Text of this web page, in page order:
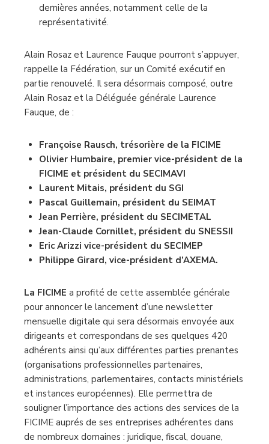
dernières années, notamment celle de la
représentativité.
Alain Rosaz et Laurence Fauque pourront s’appuyer,
rappelle la Fédération, sur un Comité exécutif en
partie renouvelé. Il sera désormais composé, outre
Alain Rosaz et la Déléguée générale Laurence
Fauque, de :
Françoise Rausch, trésorière de la FICIME
Olivier Humbaire, premier vice-président de la
FICIME et président du SECIMAVI
Laurent Mitais, président du SGI
Pascal Guillemain, président du SEIMAT
Jean Perrière, président du SECIMETAL
Jean-Claude Cornillet, président du SNESSII
Eric Arizzi vice-président du SECIMEP
Philippe Girard, vice-président d’AXEMA.
La FICIME a profité de cette assemblée générale
pour annoncer le lancement d’une newsletter
mensuelle digitale qui sera désormais envoyée aux
dirigeants et correspondans de ses quelques 420
adhérents ainsi qu’aux différentes parties prenantes
(organisations professionnelles partenaires,
administrations, parlementaires, contacts ministériels
et instances européennes). Elle permettra de
souligner l’importance des actions des services de la
FICIME auprés de ses entreprises adhérentes dans
de nombreux domaines : juridique, fiscal, douane,